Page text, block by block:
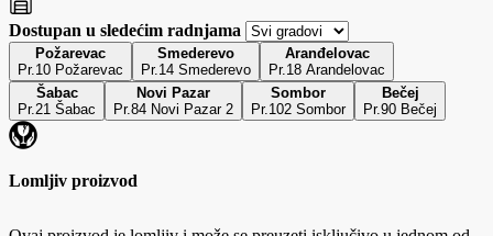
Dostupan u sledećim radnjama
Požarevac
Pr.10 Požarevac
Smederevo
Pr.14 Smederevo
Aranđelovac
Pr.18 Arandelovac
Šabac
Pr.21 Šabac
Novi Pazar
Pr.84 Novi Pazar 2
Sombor
Pr.102 Sombor
Bečej
Pr.90 Bečej
Lomljiv proizvod